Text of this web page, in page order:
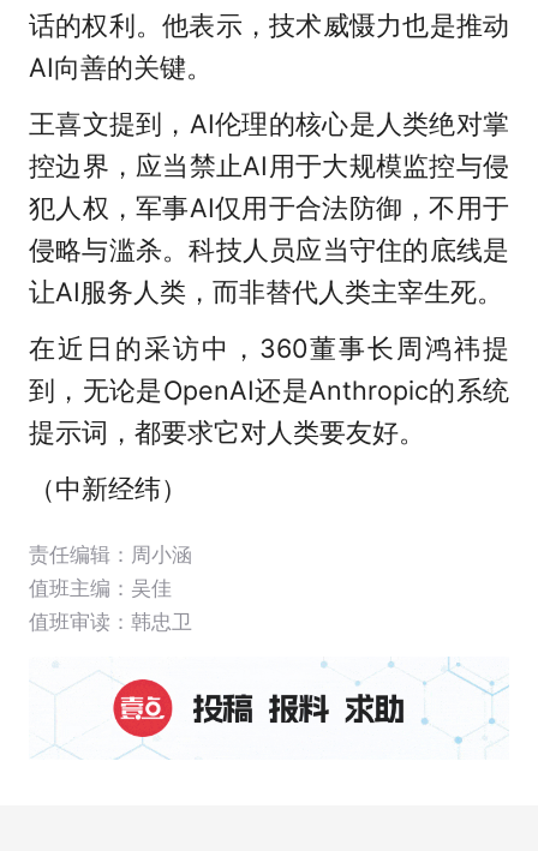
话的权利。他表示，技术威慑力也是推动
AI向善的关键。
王喜文提到，AI伦理的核心是人类绝对掌
控边界，应当禁止AI用于大规模监控与侵
犯人权，军事AI仅用于合法防御，不用于
侵略与滥杀。科技人员应当守住的底线是
让AI服务人类，而非替代人类主宰生死。
在近日的采访中，360董事长周鸿祎提
到，无论是OpenAI还是Anthropic的系统
提示词，都要求它对人类要友好。
（中新经纬）
责任编辑：周小涵
值班主编： 吴佳
值班审读：韩忠卫